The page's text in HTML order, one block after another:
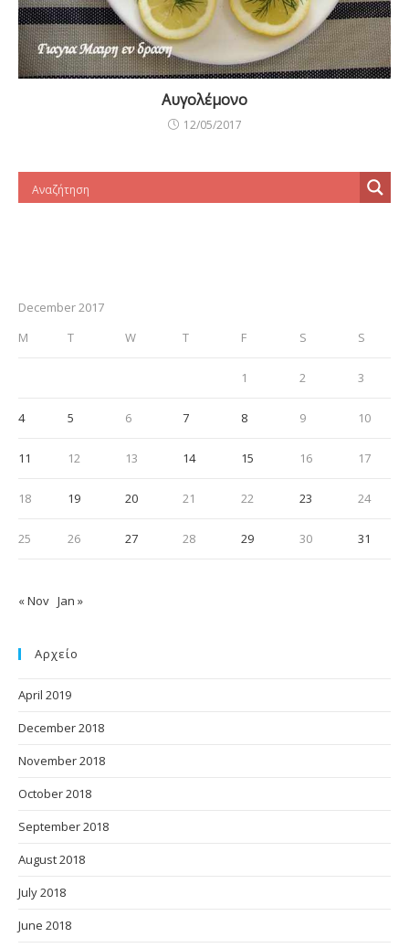
Αυγολέμονο
12/05/2017
December 2017
M
T W T F S S
1 2 3
4 5 6 7 8 9 10
11 12 13 14 15 16 17
18 19 20 21 22 23 24
25 26 27 28 29 30 31
« Nov Jan »
Αρχείο
April 2019
December 2018
November 2018
October 2018
September 2018
August 2018
July 2018
June 2018